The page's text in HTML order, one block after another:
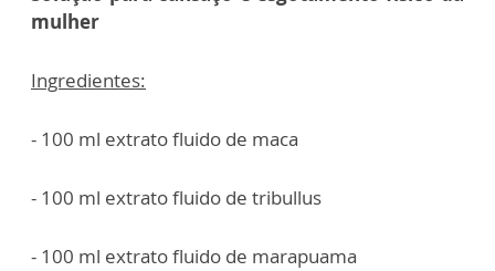
mulher
Ingredientes:
- 100 ml extrato fluido de maca
- 100 ml extrato fluido de tribullus
- 100 ml extrato fluido de marapuama